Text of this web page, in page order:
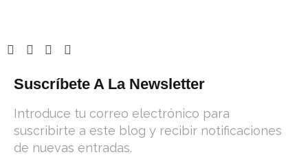
Suscríbete A La Newsletter
Introduce tu correo electrónico para
suscribirte a este blog y recibir notificaciones
de nuevas entradas.